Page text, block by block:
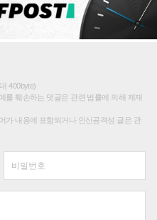
400byte)
를 훼손하는 댓글은 관련 법률에 의해 제재
가 내용에 포함되거나 인신공격성 글은 관